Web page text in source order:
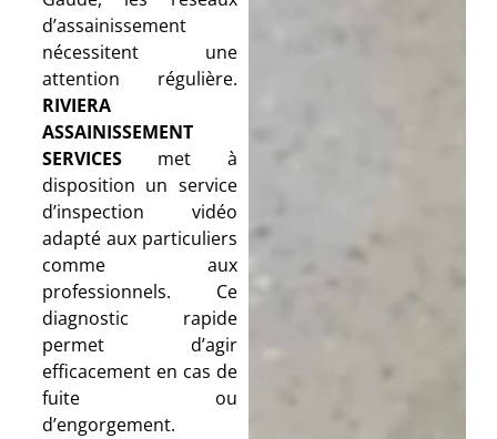
d’assainissement
nécessitent une
attention régulière.
RIVIERA
ASSAINISSEMENT
SERVICESmet à
disposition un service
d’inspection vidéo
adapté aux particuliers
comme aux
professionnels. Ce
diagnostic rapide
permet d’agir
efficacement en cas de
fuite ou
d’engorgement.